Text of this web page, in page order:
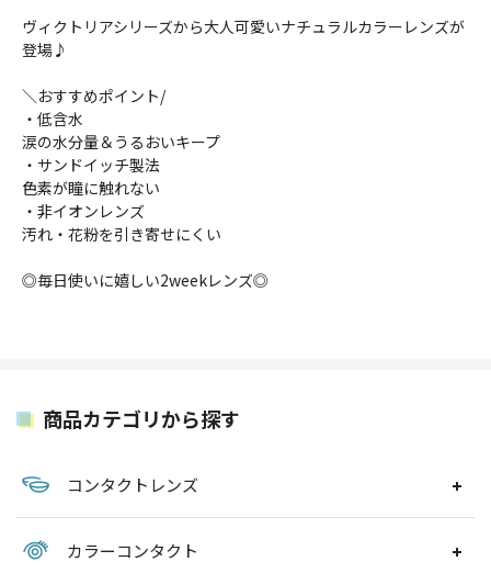
ヴィクトリアシリーズから大人可愛いナチュラルカラーレンズが
登場♪
＼おすすめポイント/
・低含水
涙の水分量＆うるおいキープ
・サンドイッチ製法
色素が瞳に触れない
・非イオンレンズ
汚れ・花粉を引き寄せにくい
◎毎日使いに嬉しい2weekレンズ◎
商品カテゴリから探す
コンタクトレンズ
カラーコンタクト